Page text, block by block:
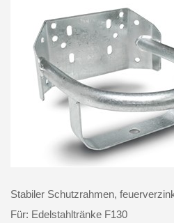
Stabiler Schutzrahmen,
Für: Edelstahltränke F130